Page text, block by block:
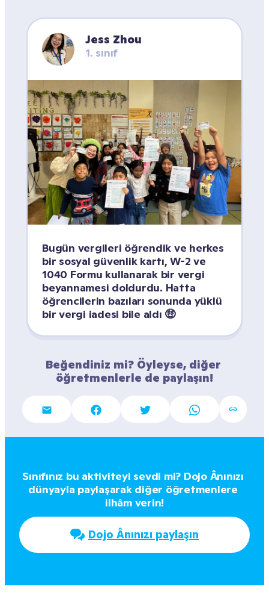
Jess Zhou
1. sınıf
Bugün vergileri öğrendik ve herkes
bir sosyal güvenlik kartı, W-2 ve
1040 Formu kullanarak bir vergi
beyannamesi doldurdu. Hatta
öğrencilerin bazıları sonunda yüklü
bir vergi iadesi bile aldı 🤑
Beğendiniz mi? Öyleyse, diğer
öğretmenlerle de paylaşın!
Sınıfınız bu aktiviteyi sevdi mi? Dojo Ânınızı
dünyayla paylaşarak diğer öğretmenlere
ilhâm verin!
Dojo Ânınızı paylaşın